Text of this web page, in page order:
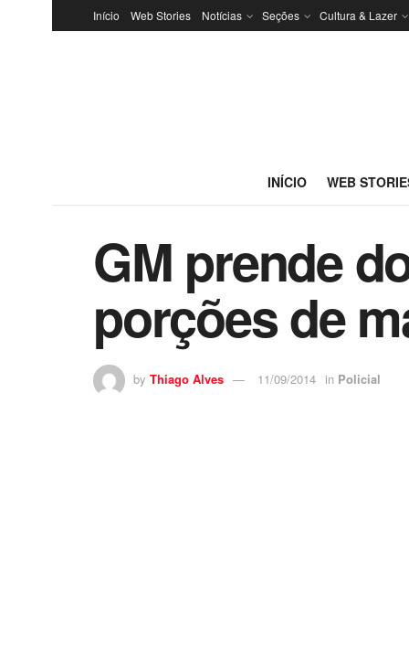
Início Web Stories Notícias Seções Cultura & Lazer
INÍCIO WEB
GM prende
porções de
by Thiago Alves 11/09/2014 in Policial